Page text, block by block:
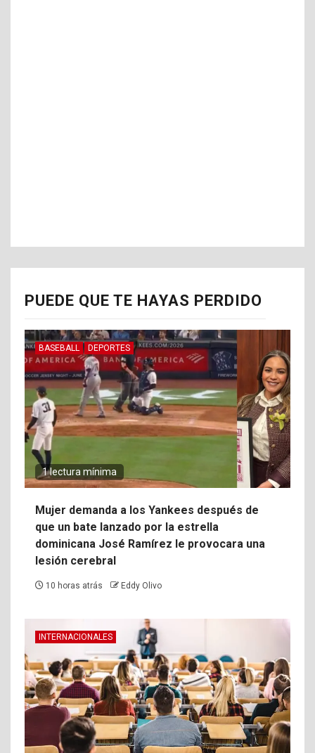
PUEDE QUE TE HAYAS PERDIDO
BASEBALL DEPORTES
1 lectura mínima
Mujer demanda a los Yankees después de
que un bate lanzado por la estrella
dominicana José Ramírez le provocara una
lesión cerebral
10 horas atrás Eddy Olivo
INTERNACIONALES